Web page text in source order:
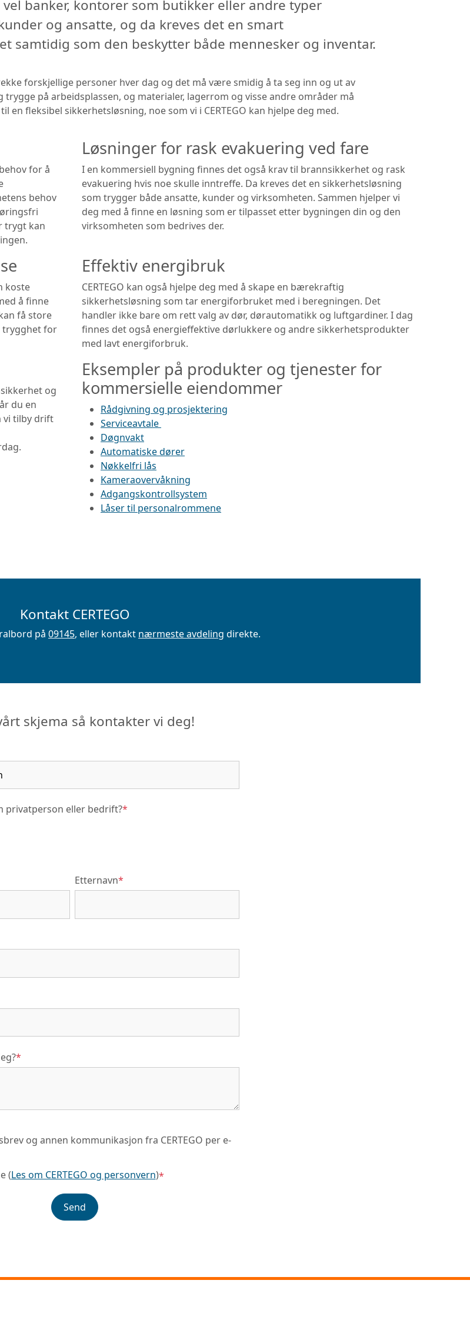
banker, kontorer som butikker eller andre typer
og ansatte, og da kreves det en smart
samtidig som den beskytter både mennesker og inventar.
forskjellige personer hver dag og det må være smidig å ta seg inn og ut av
på arbeidsplassen, og materialer, lagerrom og visse andre områder må
fleksibel sikkerhetsløsning, noe som vi i CERTEGO kan hjelpe deg med.
for å
behov
trygt kan
Løsninger for rask evakuering ved fare
I en kommersiell bygning finnes det også krav til brannsikkerhet og rask
evakuering hvis noe skulle inntreffe. Da kreves det en sikkerhetsløsning
som trygger både ansatte, kunder og virksomheten. Sammen hjelper vi
deg med å finne en løsning som er tilpasset etter bygningen din og den
virksomheten som bedrives der.
koste
å finne
få store
trygghet for
Effektiv energibruk
CERTEGO kan også hjelpe deg med å skape en bærekraftig
sikkerhetsløsning som tar energiforbruket med i beregningen. Det
handler ikke bare om rett valg av dør, dørautomatikk og luftgardiner. I dag
finnes det også energieffektive dørlukkere og andre sikkerhetsprodukter
med lavt energiforbruk.
og
du en
vi tilby drift
Eksempler på produkter og tjenester for
kommersielle eiendommer
Rådgivning og prosjektering
Serviceavtale
Døgnvakt
Automatiske dører
Nøkkelfri lås
Kameraovervåkning
Adgangskontrollsystem
Låser til personalrommene
Kontakt CERTEGO
på 09145, eller kontakt nærmeste avdeling direkte.
skjema så kontakter vi deg!
privatperson eller bedrift?*
Etternavn*
*
og annen kommunikasjon fra CERTEGO per e-
(Les om CERTEGO og personvern)*